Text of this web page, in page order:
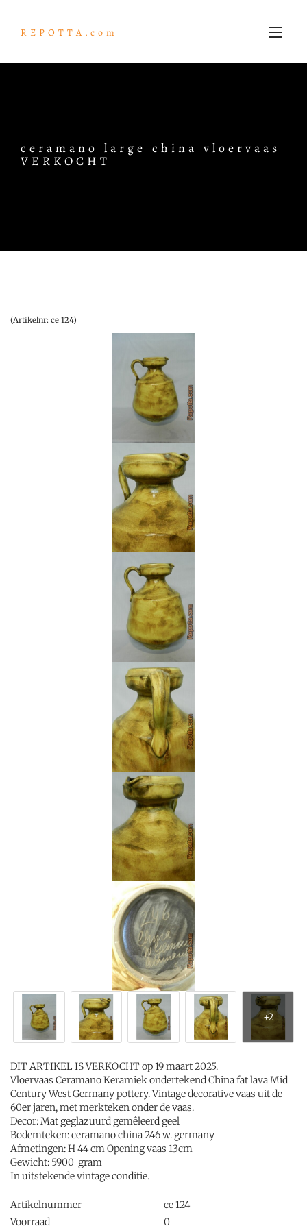
REPOTTA.com
ceramano large china vloervaas
VERKOCHT
(Artikelnr: ce 124)
DIT ARTIKEL IS VERKOCHT op 19 maart 2025.
Vloervaas Ceramano Keramiek ondertekend China fat lava Mid
Century West Germany pottery. Vintage decorative vaas uit de
60er jaren, met merkteken onder de vaas.
Decor: Mat geglazuurd gemêleerd geel
Bodemteken: ceramano china 246 w. germany
Afmetingen: H 44 cm Opening vaas 13cm
Gewicht: 5900 gram
In uitstekende vintage conditie.
Artikelnummer
ce 124
Voorraad
0